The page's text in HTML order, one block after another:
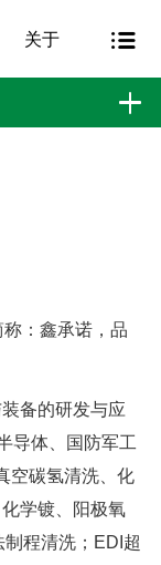
关于
：鑫承诺，品
备的研发与应
导体、国防军工
空碳氢清洗、化
学镀、阳极氧
程清洗；EDI超